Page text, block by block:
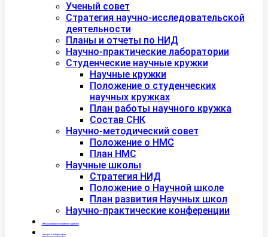
Ученый совет
Стратегия научно-исследовательской
деятельности
Планы и отчеты по НИД
Научно-практические лаборатории
Студенческие научные кружки
Научные кружки
Положение о студенческих
научных кружках
План работы научного кружка
Состав СНК
Научно-методический совет
Положение о НМС
План НМС
Научные школы
Стратегия НИД
Положение о Научной школе
План развития Научных школ
Научно-практические конференции
Международная академия туризма
Центры и лаборатории